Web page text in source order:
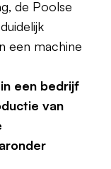
de Poolse
een machine
een bedrijf
van